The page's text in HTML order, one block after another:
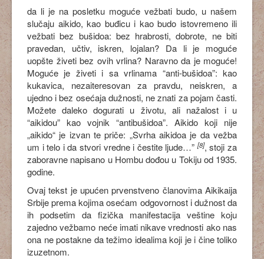
da li je na posletku moguće vežbati budo, u našem
slučaju aikido, kao buđicu i kao budo istovremeno ili
vežbati bez bušidoa: bez hrabrosti, dobrote, ne biti
pravedan, učtiv, iskren, lojalan? Da li je moguće
uopšte živeti bez ovih vrlina? Naravno da je moguće!
Moguće je živeti i sa vrlinama “anti-bušidoa”: kao
kukavica, nezaiteresovan za pravdu, neiskren, a
ujedno i bez osećaja dužnosti, ne znati za pojam časti.
Možete daleko dogurati u životu, ali nažalost i u
“aikidou” kao vojnik “antibušidoa”. Aikido koji nije
„aikido“ je izvan te priče: „Svrha aikidoa je da vežba
um i telo i da stvori vredne i čestite ljude…”[8], stoji za
zaboravne napisano u Hombu dođou u Tokiju od 1935.
godine.
Ovaj tekst je upućen prvenstveno članovima Aikikaija
Srbije prema kojima osećam odgovornost i dužnost da
ih podsetim da fizička manifestacija veštine koju
zajedno vežbamo neće imati nikave vrednosti ako nas
ona ne postakne da težimo idealima koji je i čine toliko
izuzetnom.